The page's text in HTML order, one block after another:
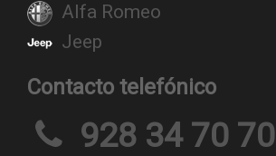
Alfa Romeo
Jeep
Contacto telefónico
928 34 70 70